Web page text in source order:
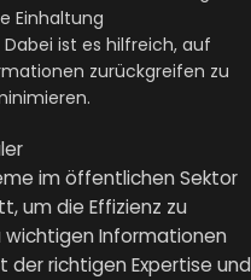
Einhaltung
ist es hilfreich, auf
zurückgreifen zu
im öffentlichen Sektor
um die Effizienz zu
wichtigen Informationen
richtigen Expertise und